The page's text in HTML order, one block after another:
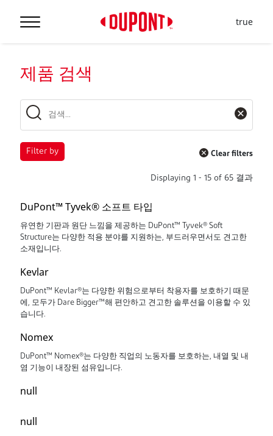
true
제품 검색
Filter by Clear filters
Displaying 1 - 15 of 65 결과
DuPont™ Tyvek® 소프트 타입
유연한 기판과 원단 느낌을 제공하는 DuPont™ Tyvek® Soft
Structure는 다양한 적용 분야를 지원하는, 부드러우면서도 견고한
소재입니다.
Kevlar
DuPont™ Kevlar®는 다양한 위험으로부터 착용자를 보호하기 때문
에, 모두가 Dare Bigger™해 편안하고 견고한 솔루션을 이용할 수 있
습니다.
Nomex
DuPont™ Nomex®는 다양한 직업의 노동자를 보호하는, 내열 및 내
염 기능이 내장된 섬유입니다.
null
null